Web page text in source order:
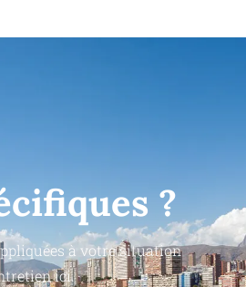
?
à votre situation
ici.